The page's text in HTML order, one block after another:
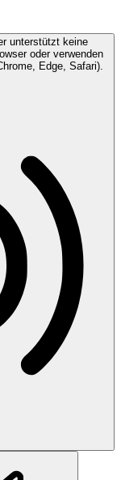
unterstützt keine
oder verwenden
Edge, Safari).